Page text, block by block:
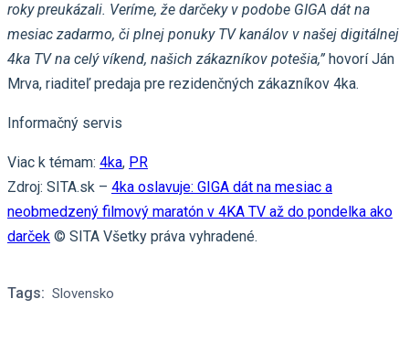
roky preukázali. Veríme, že darčeky v podobe GIGA dát na
mesiac zadarmo, či plnej ponuky TV kanálov v našej digitálnej
4ka TV na celý víkend, našich zákazníkov potešia,” hovorí Ján
Mrva, riaditeľ predaja pre rezidenčných zákazníkov 4ka.
Informačný servis
Viac k témam: 4ka, PR
Zdroj: SITA.sk – 4ka oslavuje: GIGA dát na mesiac a
neobmedzený filmový maratón v 4KA TV až do pondelka ako
darček © SITA Všetky práva vyhradené.
Tags: Slovensko